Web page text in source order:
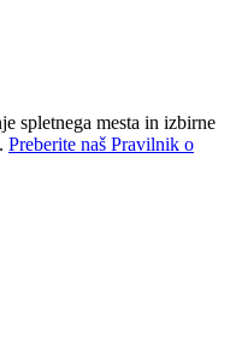
spletnega mesta in izbirne
Preberite naš Pravilnik o